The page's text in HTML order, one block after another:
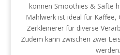
können Smoothies & Säfte
Mahlwerk ist ideal für Kaffee,
Zerkleinerer für diverse
Zudem kann zwischen zwei
werden.